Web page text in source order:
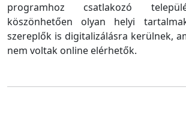
programhoz csatlakozó
köszönhetően olyan helyi
szereplők is digitalizálásra kerülnek,
nem voltak online elérhetők.